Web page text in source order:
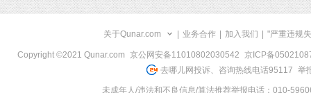
关于Qunar.com 业务合作 加入我们 "严重违规
Copyright ©2021 Qunar.com 京公网安备11010802030542
京ICP备
去哪儿网投诉、咨询热线电话95117 举
未成年人/违法和不良信息/算法推荐举报电话：010-